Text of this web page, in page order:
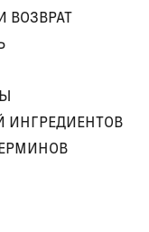
ВОЗВРАТ
ИНГРЕДИЕНТОВ